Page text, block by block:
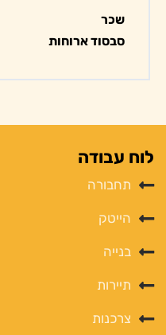
שכר
סבסוד ארוחות
לוח עבודה
תחבורה
הייטק
בנייה
תיירות
צרכנות